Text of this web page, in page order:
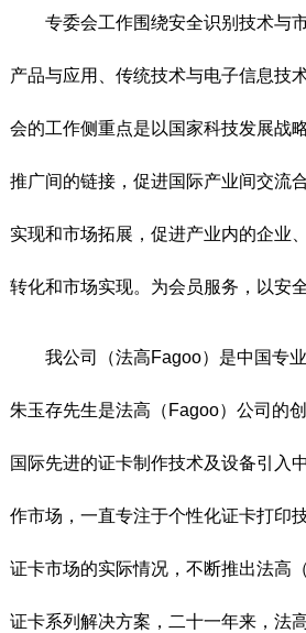
专委会工作围绕安全识别技术与
产品与应用、传统技术与电子信息技
会的工作侧重点是以国家科技发展战
推广间的链接，促进国际产业间交流
实现和市场拓展，促进产业内的企业
转化和市场实现。为会员服务，以安
我公司（法高Fagoo）是中国专
朱玉存先生是法高（Fagoo）公司的
国际先进的证卡制作技术及设备引入
作市场，一直专注于个性化证卡打印
证卡市场的实际情况，不断推出法高
证卡系列解决方案，二十一年来，法